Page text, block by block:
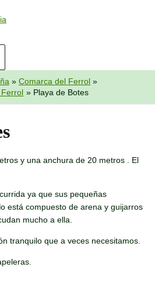
Comarca del Ferrol
Playa de Botes
y una anchura de 20 metros . El
ya que sus pequeñas
está compuesto de arena y guijarros
mucho a ella.
tranquilo que a veces necesitamos.